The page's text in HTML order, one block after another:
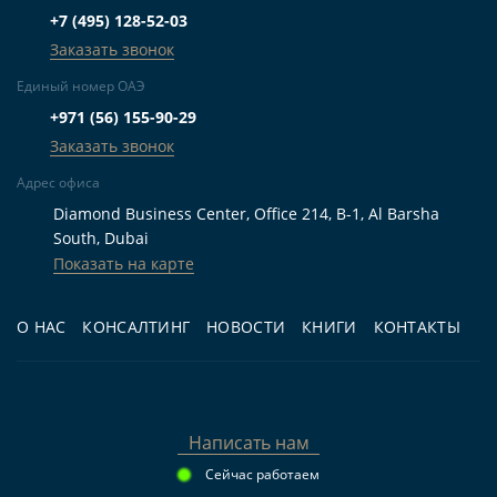
сервисном сборе, наличии задолженности и
правилах управления зданием.
Риск узкой стратегии выхода.
квартира выбрана с нестандартной
планировкой, слабым видом или высоким
этажным дисконтом, круг следующих
покупателей может быть уже.
проверить объект до оплаты. Старт от 1 309 936
AED делает проект релевантным для бюджета
О НАС КОНСАЛТИНГ НОВОСТИ КНИГИ КОНТАКТЫ
+7 (495) 128-52-03
Заказать звонок
Единый номер ОАЭ
+971 (56) 155-90-29
Заказать звонок
Адрес офиса
Diamond Business Center, Office 214, B-1, Al Barsha
South, Dubai
Показать на карте
Написать нам
Сейчас работаем